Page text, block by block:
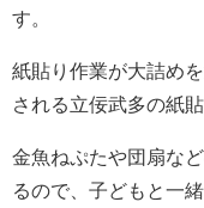
す。
紙貼り作業が大詰め
される立佞武多の紙
金魚ねぷたや団扇な
るので、子どもと一